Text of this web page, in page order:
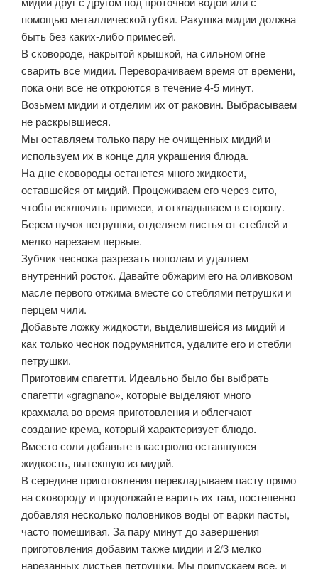
помощью металлической губки. Ракушка мидии должна
быть без каких-либо примесей.
В сковороде, накрытой крышкой, на сильном огне
сварить все мидии. Переворачиваем время от времени,
пока они все не откроются в течение 4-5 минут.
Возьмем мидии и отделим их от раковин. Выбрасываем
не раскрывшиеся.
Мы оставляем только пару не очищенных мидий и
используем их в конце для украшения блюда.
На дне сковороды останется много жидкости,
оставшейся от мидий. Процеживаем его через сито,
чтобы исключить примеси, и откладываем в сторону.
Берем пучок петрушки, отделяем листья от стеблей и
мелко нарезаем первые.
Зубчик чеснока разрезать пополам и удаляем
внутренний росток. Давайте обжарим его на оливковом
масле первого отжима вместе со стеблями петрушки и
перцем чили.
Добавьте ложку жидкости, выделившейся из мидий и
как только чеснок подрумянится, удалите его и стебли
петрушки.
Приготовим спагетти. Идеально было бы выбрать
спагетти «gragnano», которые выделяют много
крахмала во время приготовления и облегчают
создание крема, который характеризует блюдо.
Вместо соли добавьте в кастрюлю оставшуюся
жидкость, вытекшую из мидий.
В середине приготовления перекладываем пасту прямо
на сковороду и продолжайте варить их там, постепенно
добавляя несколько половников воды от варки пасты,
часто помешивая. За пару минут до завершения
приготовления добавим также мидии и 2/3 мелко
нарезанных листьев петрушки. Мы припускаем все, и